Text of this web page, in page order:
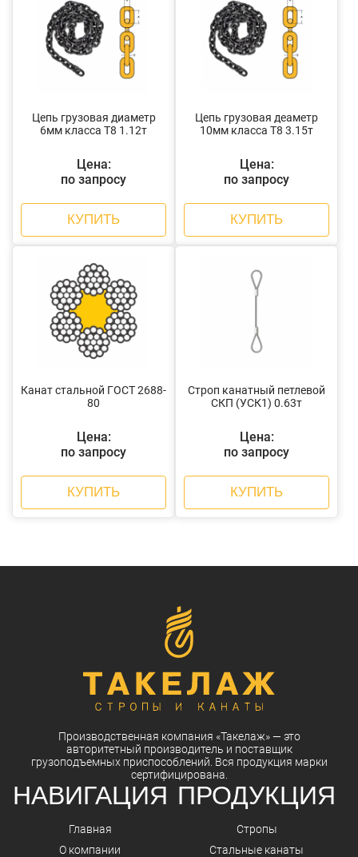
Цепь грузовая диаметр
6мм класса Т8 1.12т
Цена:
по запросу
КУПИТЬ
Цепь грузовая деаметр
10мм класса Т8 3.15т
Цена:
по запросу
КУПИТЬ
Канат стальной ГОСТ 2688-
80
Цена:
по запросу
КУПИТЬ
Строп канатный петлевой
СКП (УСК1) 0.63т
Цена:
по запросу
КУПИТЬ
Производственная компания «Такелаж»— это
авторитетный производитель и поставщик
грузоподъемных приспособлений. Вся продукция марки
сертифицирована.
НАВИГАЦИЯ
Главная
О компании
ПРОДУКЦИЯ
Стропы
Стальные канаты